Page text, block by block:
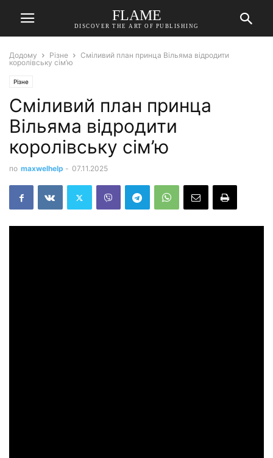
FLAME
DISCOVER THE ART OF PUBLISHING
Додому Різне
Сміливий план принца Вільяма відродити
королівську сім’ю
Різне
Сміливий план принца
Вільяма відродити
королівську сім’ю
по maxwelhelp - 07.11.2025